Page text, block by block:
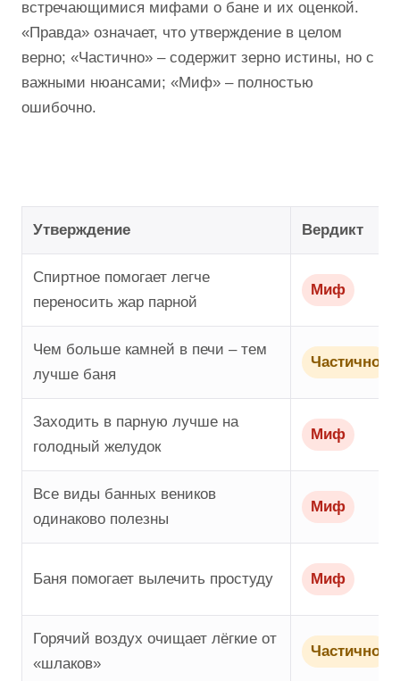
встречающимися мифами о бане и их оценкой.
«Правда» означает, что утверждение в целом
верно; «Частично» – содержит зерно истины, но с
важными нюансами; «Миф» – полностью
ошибочно.
Утверждение Вердикт
Спиртное помогает легче
переносить жар парной
Миф
Чем больше камней в печи – тем
лучше баня
Частично
Заходить в парную лучше на
голодный желудок
Миф
Все виды банных веников
одинаково полезны
Миф
Баня помогает вылечить простуду Миф
Горячий воздух очищает лёгкие от
«шлаков»
Частично